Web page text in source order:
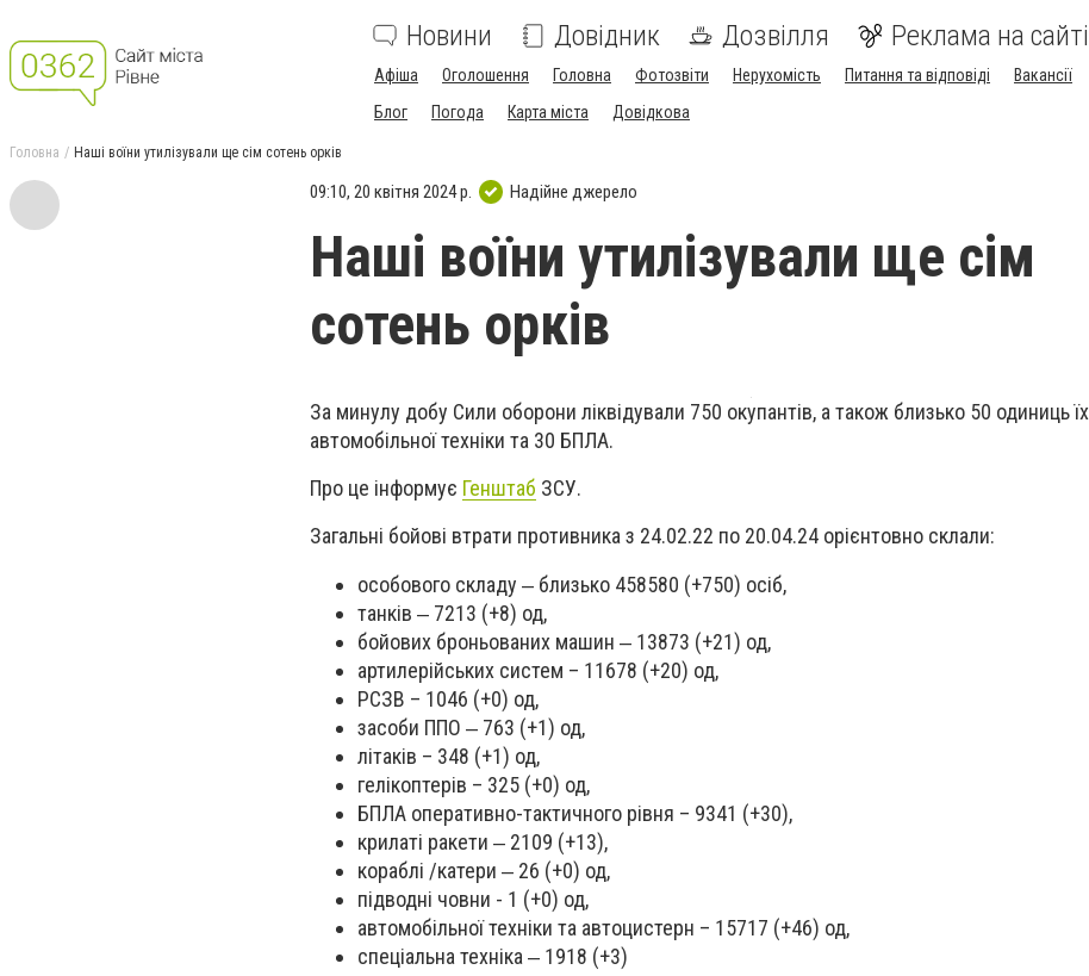
Новини Довідник Дозвілля Реклама на сайті
Афіша Оголошення Головна Фотозвіти Нерухомість Питання та відповіді Вакансії
Блог
Погода Карта міста Довідкова
Головна Наші воїни утилізували ще сім сотень орків
09:10, 20 квітня 2024 р. Надійне джерело
Наші воїни утилізували ще сім
сотень орків
За минулу добу Сили оборони ліквідували 750 окупантів, а також близько 50 одиниць їх
автомобільної техніки та 30 БПЛА.
Про це інформує Генштаб ЗСУ.
Загальні бойові втрати противника з 24.02.22 по 20.04.24 орієнтовно склали:
особового складу ‒ близько 458580 (+750) осіб,
танків ‒ 7213 (+8) од,
бойових броньованих машин ‒ 13873 (+21) од,
артилерійських систем – 11678 (+20) од,
РСЗВ – 1046 (+0) од,
засоби ППО ‒ 763 (+1) од,
літаків – 348 (+1) од,
гелікоптерів – 325 (+0) од,
БПЛА оперативно-тактичного рівня – 9341 (+30),
крилаті ракети ‒ 2109 (+13),
кораблі /катери ‒ 26 (+0) од,
підводні човни - 1 (+0) од,
автомобільної техніки та автоцистерн – 15717 (+46) од,
спеціальна техніка ‒ 1918 (+3)